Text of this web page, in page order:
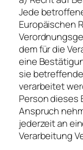
Jede
Europäischen
dem für die
eine
sie
verarbeitet
Person dieses
Anspruch
jederzeit an
Verarbeitung